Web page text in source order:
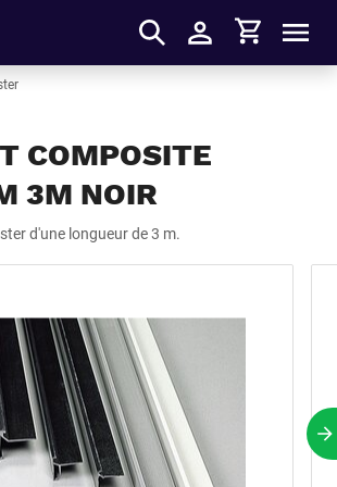
S'identifier
Panier
COMPOSITE
3M NOIR
d'une longueur de 3 m.